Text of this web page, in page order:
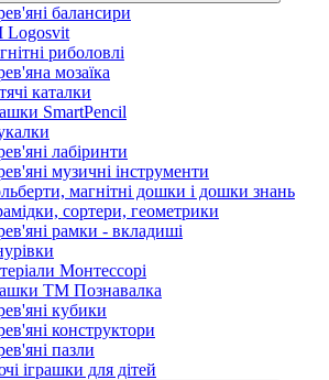
балансири
Logosvit
риболовлі
мозаїка
каталки
SmartPencil
лабіринти
музичні інструменти
магнітні дошки і дошки знань
сортери, геометрики
рамки - вкладиші
Монтессорі
ТМ Познавалка
кубики
конструктори
пазли
іграшки для дітей